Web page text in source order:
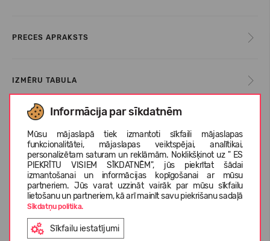
Informācija par sīkdatnēm
Mūsu mājaslapā tiek izmantoti sīkfaili mājaslapas
funkcionalitātei, mājaslapas veiktspējai, analītikai,
personalizētam saturam un reklāmām. Noklikšķinot uz " ES
PIEKRĪTU VISIEM SĪKDATNĒM", jūs piekrītat šādai
izmantošanai un informācijas kopīgošanai ar mūsu
partneriem. Jūs varat uzzināt vairāk par mūsu sīkfailu
lietošanu un partneriem, kā arī mainīt savu piekrišanu sadaļā
Sīkdatņu politika.
Sīkfailu iestatījumi
PRECES APRAKSTS
IZMĒRU TABULA
PAR BIRKENSTOCK
KLIENTU ATSAUKSMES (14)